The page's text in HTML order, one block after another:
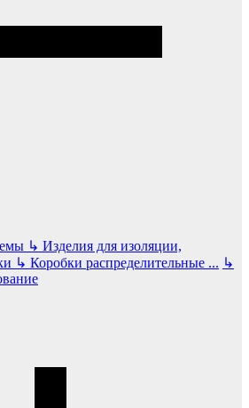
↳ Изделия для изоляции,
↳ Коробки распределительные ... ↳